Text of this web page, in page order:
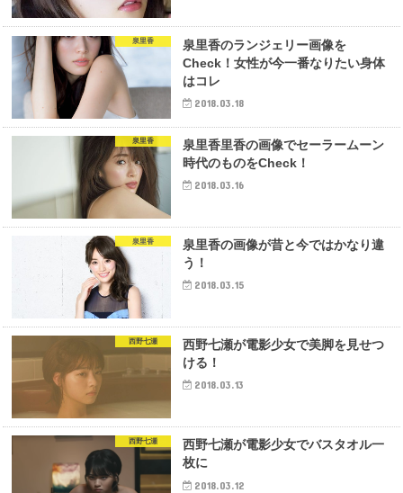
泉里香
泉里香のランジェリー画像を
Check！女性が今一番なりたい身体
はコレ
2018.03.18
泉里香
泉里香里香の画像でセーラームーン
時代のものをCheck！
2018.03.16
泉里香
泉里香の画像が昔と今ではかなり違
う！
2018.03.15
西野七瀬
西野七瀬が電影少女で美脚を見せつ
ける！
2018.03.13
西野七瀬
西野七瀬が電影少女でバスタオル一
枚に
2018.03.12